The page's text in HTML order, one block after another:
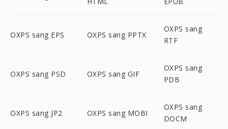
OXPS sang EPS OXPS sang PPTX
OXPS sang
RTF
OXPS sang PSD OXPS sang GIF
OXPS sang
PDB
OXPS sang JP2 OXPS sang MOBI
OXPS sang
DOCM